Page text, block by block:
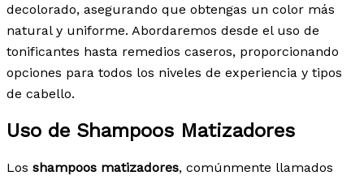
decolorado, asegurando que obtengas un color más
natural y uniforme. Abordaremos desde el uso de
tonificantes hasta remedios caseros, proporcionando
opciones para todos los niveles de experiencia y tipos
de cabello.
Uso de Shampoos Matizadores
Los shampoos matizadores, comúnmente llamados